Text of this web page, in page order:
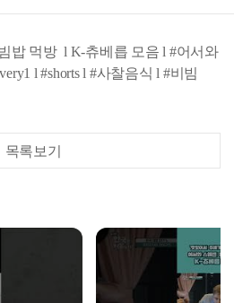
밥 먹방 l K-츄베릅 모음 l #어서와
l #shorts l #사찰음식 l #비빔
목록보기